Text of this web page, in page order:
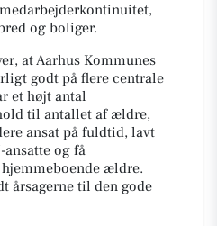
og boliger.
at Aarhus Kommunes
godt på flere centrale
et højt antal
til antallet af ældre,
ansat på fuldtid, lavt
ansatte og få
ældre.
årsagerne til den gode